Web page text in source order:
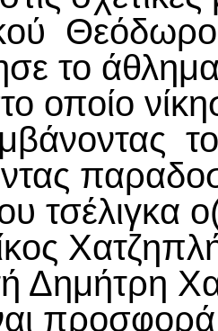
το
οποίο
τσέλιγκα
Δημήτρη